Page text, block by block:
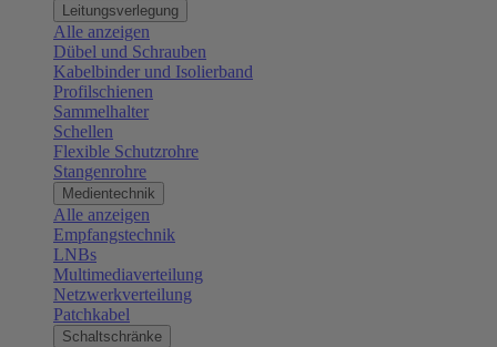
Leitungsverlegung
Alle anzeigen
Dübel und Schrauben
Kabelbinder und Isolierband
Profilschienen
Sammelhalter
Schellen
Flexible Schutzrohre
Stangenrohre
Medientechnik
Alle anzeigen
Empfangstechnik
LNBs
Multimediaverteilung
Netzwerkverteilung
Patchkabel
Schaltschränke